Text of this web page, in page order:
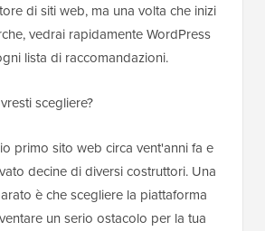
di siti web, ma una volta che inizi
vedrai rapidamente WordPress
lista di raccomandazioni.
scegliere?
primo sito web circa vent'anni fa e
decine di diversi costruttori. Una
è che scegliere la piattaforma
un serio ostacolo per la tua